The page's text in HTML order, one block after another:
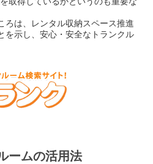
ろは、レンタル収納スペース推進
を示し、安心・安全なトランクル
ームの活用法